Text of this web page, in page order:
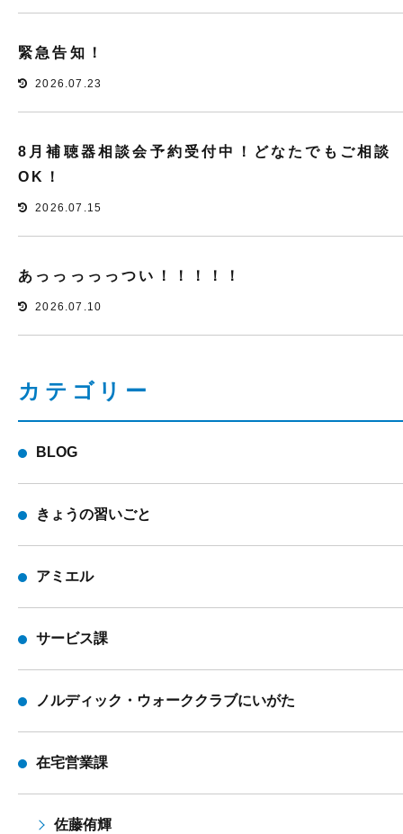
緊急告知！
2026.07.23
8月補聴器相談会予約受付中！どなたでもご相談
OK！
2026.07.15
あっっっっっつい！！！！！
2026.07.10
カテゴリー
BLOG
きょうの習いごと
アミエル
サービス課
ノルディック・ウォーククラブにいがた
在宅営業課
佐藤侑輝